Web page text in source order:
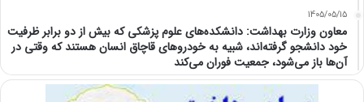
1405/05/15
معاون وزارت بهداشت: دانشکده‌های علوم پزشکی که بیش از دو برابر ظرفیت
خود دانشجو گرفته‌اند، شبیه به خودرو‌های قاچاق انسان هستند که وقتی در
آن‌ها باز می‌شود، جمعیت فوران می‌کند